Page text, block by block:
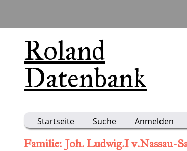
Roland
Datenbank
Startseite Suche Anmelden
Familie: Joh. Ludwig.I v.Nassau-